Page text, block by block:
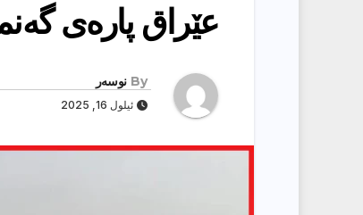
عێراق پارەی
By نوسەر
ئیلول 16, 2025